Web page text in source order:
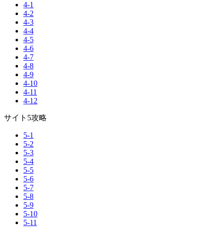
4-1
4-2
4-3
4-4
4-5
4-6
4-7
4-8
4-9
4-10
4-11
4-12
サイト5攻略
5-1
5-2
5-3
5-4
5-5
5-6
5-7
5-8
5-9
5-10
5-11